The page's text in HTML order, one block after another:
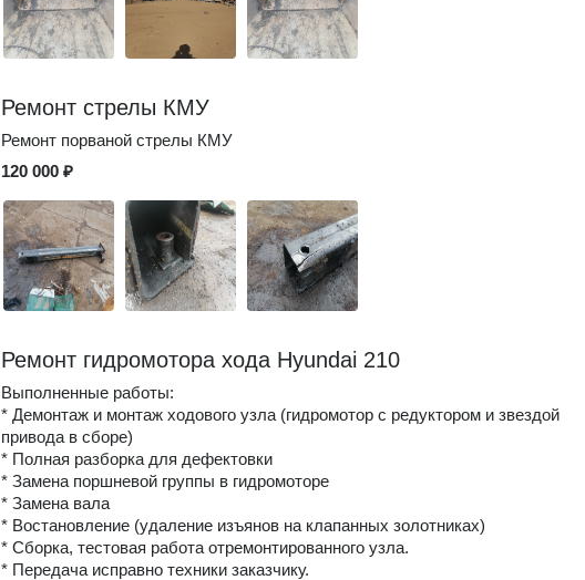
Ремонт стрелы КМУ
Ремонт порваной стрелы КМУ
120 000 ₽
Ремонт гидромотора хода Hyundai 210
Выполненные работы:
* Демонтаж и монтаж ходового узла (гидромотор с редуктором и звездой
привода в сборе)
* Полная разборка для дефектовки
* Замена поршневой группы в гидромоторе
* Замена вала
* Востановление (удаление изъянов на клапанных золотниках)
* Сборка, тестовая работа отремонтированного узла.
* Передача исправно техники заказчику.